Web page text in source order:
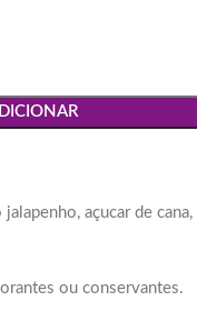
açucar de
ou conservantes.